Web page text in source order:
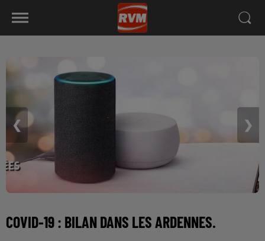
❮ ❯
COVID-19 : BILAN DANS LES ARDENNES.